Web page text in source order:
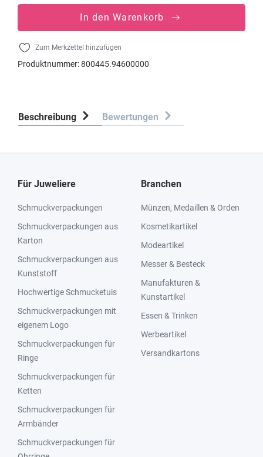
In den Warenkorb
Zum Merkzettel hinzufügen
Produktnummer:800445.94600000
Beschreibung Bewertungen
Für Juweliere
Schmuckverpackungen
Schmuckverpackungen aus
Karton
Schmuckverpackungen aus
Kunststoff
Hochwertige Schmucketuis
Schmuckverpackungen mit
eigenem Logo
Schmuckverpackungen für
Ringe
Schmuckverpackungen für
Ketten
Schmuckverpackungen für
Armbänder
Schmuckverpackungen für
Branchen
Münzen, Medaillen & Orden
Kosmetikartikel
Modeartikel
Messer & Besteck
Manufakturen &
Kunstartikel
Essen & Trinken
Werbeartikel
Versandkartons